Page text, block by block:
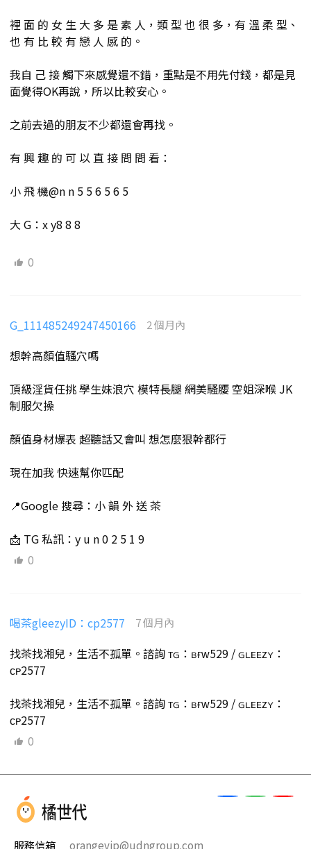
裡 面 的 女 生 大 多 是 素 人，類 型 也 很 多，有 溫 柔 型、
也 有 比 較 有 戀 人 感 的。
我自 己 接 觸下來感覺還不錯，重點是不用先付錢，都是見
面覺得OK再說，所以比較安心。
之前去過的朋友不少都還會再找。
有 興 趣 的 可 以 直 接 問 問 看：
小 飛 機@n n 5 5 6 5 6 5
大 G：x y8 8 8
0
G_111485249247450166 2 個月內
想幹高顏值騷穴嗎
頂級淫貨任挑 學生妹浪穴 模特長腿 網美騷腰 空姐深喉 JK
制服欠操
顏值身材爆表 超聽話又會叫 想怎麼狠幹都行
現在加我 快速幫你匹配
📍Google 搜尋：小 韻 外 送 茶
📩 TG 私訊：y u n 0 2 5 1 9
0
喝茶gleezyID：cp2577 7 個月內
找茶找湘兒，生活不孤單。諮詢 ᴛɢ：ʙғᴡ529 / ɢʟᴇᴇᴢʏ：
ᴄᴘ2577
找茶找湘兒，生活不孤單。諮詢 ᴛɢ：ʙғᴡ529 / ɢʟᴇᴇᴢʏ：
ᴄᴘ2577
0
服務信箱 orangevip@udngroup.com